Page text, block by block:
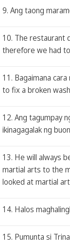
9. Ang taong
10. The restaurant
therefore we had
11. Bagaimana
to fix a broken
12. Ang tagumpay
ikinagagalak ng
13. He will always
martial arts to the
looked at martial
14. Halos
15. Pumunta si